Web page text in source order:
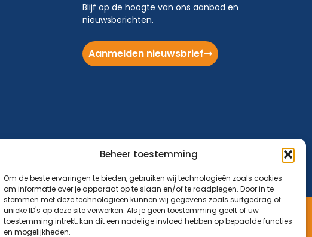
Beheer toestemming
Om de beste ervaringen te bieden, gebruiken wij technologieën zoals cookies
om informatie over je apparaat op te slaan en/of te raadplegen. Door in te
stemmen met deze technologieën kunnen wij gegevens zoals surfgedrag of
unieke ID's op deze site verwerken. Als je geen toestemming geeft of uw
toestemming intrekt, kan dit een nadelige invloed hebben op bepaalde functies
en mogelijkheden.
Blijf op de hoogte van ons aanbod en
nieuwsberichten.
Aanmelden nieuwsbrief
Over Ons Aanbod Nieuws Verhalen Donatie Contact